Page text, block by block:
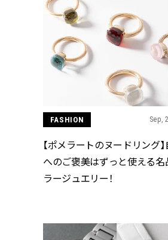
FASHION Sep,
【ポメラートのヌードリング
へのご褒美はずっと使える名
ラージュエリー！